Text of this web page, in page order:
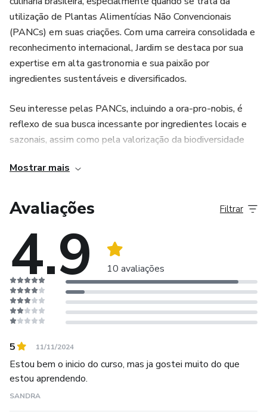
utilização de Plantas Alimentícias Não Convencionais
(PANCs) em suas criações. Com uma carreira consolidada e
reconhecimento internacional, Jardim se destaca por sua
expertise em alta gastronomia e sua paixão por
ingredientes sustentáveis e diversificados.
Seu interesse pelas PANCs, incluindo a ora-pro-nobis, é
reflexo de sua busca incessante por ingredientes locais e
sazonais, assim como pela valorização da biodiversidade
apenas a explorar os sabores e nutrientes dessas plantas,
propriedades e potenciais culinários.
Além de sua atuação como chef, Fernando Jardim é um
educador dedicado, ministrando aulas, workshops e
palestras em todo o país sobre a utilização de PANCs na
gastronomia. Sua abordagem prática e acessível tem
inspirado chefs profissionais, cozinheiros amadores e
entusiastas da culinária a explorarem novos horizontes em
suas cozinhas, incorporando ingredientes locais e sazonais
em suas criações.
O Chef Fernando Jardim também é reconhecido por seu
compromisso com a sustentabilidade e responsabilidade
social em sua prática culinária. Ele colabora com produtores
Mostrar mais
Avaliações
4.9 10 avaliações
Filtrar
5 11/11/2024
Estou bem o inicio do curso, mas ja gostei muito do que
estou aprendendo.
SANDRA